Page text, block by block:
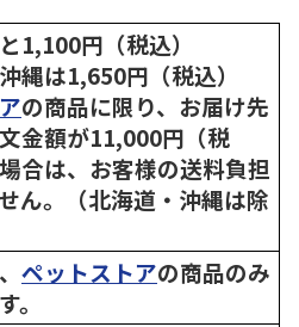
1,100円（税込）
縄は1,650円（税込）
の商品に限り、お届け先
金額が11,000円（税
合は、お客様の送料負担
ん。（北海道・沖縄は除
ペットストアの商品のみ
。